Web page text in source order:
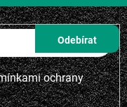
ochrany